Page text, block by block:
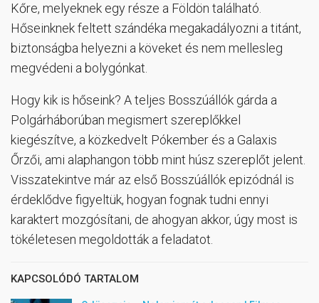
Kőre, melyeknek egy része a Földön található.
Hőseinknek feltett szándéka megakadályozni a titánt,
biztonságba helyezni a köveket és nem mellesleg
megvédeni a bolygónkat.
Hogy kik is hőseink? A teljes Bosszúállók gárda a
Polgárháborúban megismert szereplőkkel
kiegészítve, a közkedvelt Pókember és a Galaxis
Őrzői, ami alaphangon több mint húsz szereplőt jelent.
Visszatekintve már az első Bosszúállók epizódnál is
érdeklődve figyeltük, hogyan fognak tudni ennyi
karaktert mozgósítani, de ahogyan akkor, úgy most is
tökéletesen megoldották a feladatot.
KAPCSOLÓDÓ TARTALOM